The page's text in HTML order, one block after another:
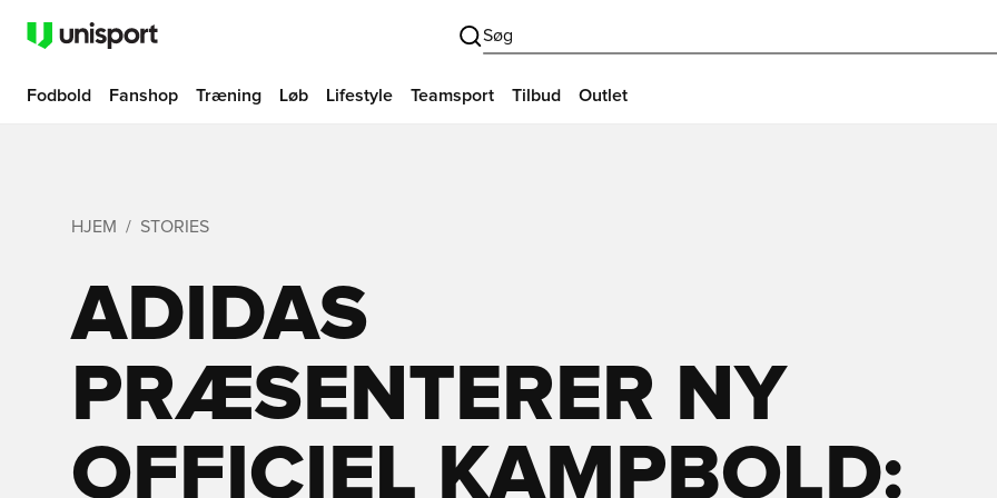
Søg
Fodbold Fanshop Træning Løb Lifestyle Teamsport Tilbud Outlet
HJEM STORIES
ADIDAS
PRÆSENTERER NY
OFFICIEL KAMPBOLD: